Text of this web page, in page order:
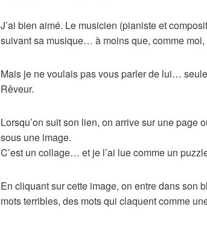
J’ai bien aimé. Le musicien (pianiste et
suivant sa musique… à moins que, comme moi,
Mais je ne voulais pas vous parler de lui…
Rêveur.
Lorsqu’on suit son lien, on arrive sur une page
sous une image.
C’est un collage… et je l’ai lue comme un
En cliquant sur cette image, on entre dans son
mots terribles, des mots qui claquent comme